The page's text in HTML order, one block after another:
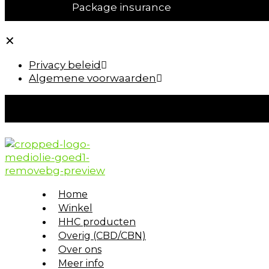
Package insurance
✕
Privacy beleid
Algemene voorwaarden
Home
Winkel
HHC producten
Overig (CBD/CBN)
Over ons
Meer info